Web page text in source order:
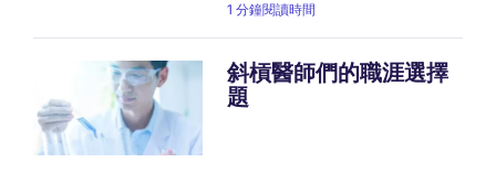
1 分鐘閱讀時間
斜槓醫師們的職涯選擇
題